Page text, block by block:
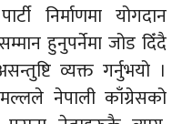
निर्माणमा योगदान
हुनुपर्नेमा जोड दिँदै
व्यक्त गर्नुभयो ।
नेपाली काँग्रेसको